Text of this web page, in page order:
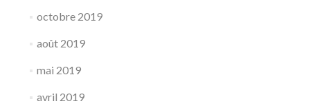
octobre 2019
août 2019
mai 2019
avril 2019